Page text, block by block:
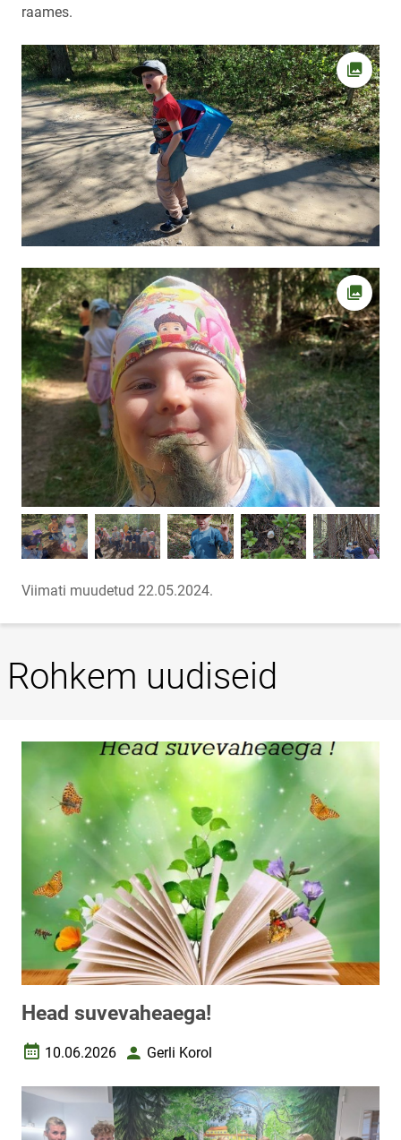
raames.
Ava
Ava
Viimati muudetud 22.05.2024.
Rohkem uudiseid
Head suvevaheaega!
Loomise kuupäev
10.06.2026 AutorGerli Korol